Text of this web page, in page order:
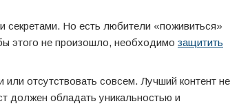
секретами. Но есть любители «поживиться»
этого не произошло, необходимо защитить
или отсутствовать совсем. Лучший контент не
должен обладать уникальностью и